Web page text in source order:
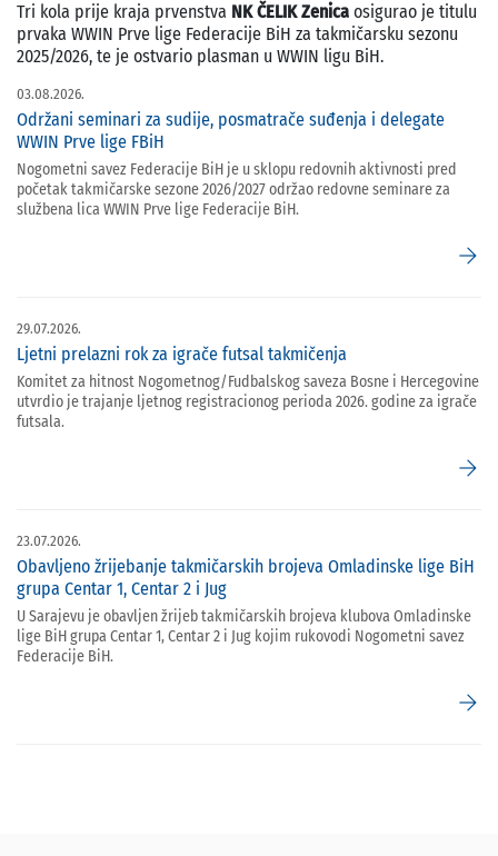
Tri kola prije kraja prvenstva NK ČELIK Zenica osigurao je titulu
prvaka WWIN Prve lige Federacije BiH za takmičarsku sezonu
2025/2026, te je ostvario plasman u WWIN ligu BiH.
03.08.2026.
Održani seminari za sudije, posmatrače suđenja i delegate
WWIN Prve lige FBiH
Nogometni savez Federacije BiH je u sklopu redovnih aktivnosti pred
početak takmičarske sezone 2026/2027 održao redovne seminare za
službena lica WWIN Prve lige Federacije BiH.
arrow_forward
29.07.2026.
Ljetni prelazni rok za igrače futsal takmičenja
Komitet za hitnost Nogometnog/Fudbalskog saveza Bosne i Hercegovine
utvrdio je trajanje ljetnog registracionog perioda 2026. godine za igrače
futsala.
arrow_forward
23.07.2026.
Obavljeno žrijebanje takmičarskih brojeva Omladinske lige BiH
grupa Centar 1, Centar 2 i Jug
U Sarajevu je obavljen žrijeb takmičarskih brojeva klubova Omladinske
lige BiH grupa Centar 1, Centar 2 i Jug kojim rukovodi Nogometni savez
Federacije BiH.
arrow_forward